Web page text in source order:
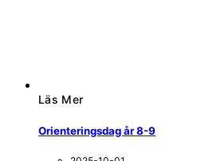
Läs Mer
Orienteringsdag år 8-9